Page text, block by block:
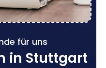
für uns
in Stuttgart